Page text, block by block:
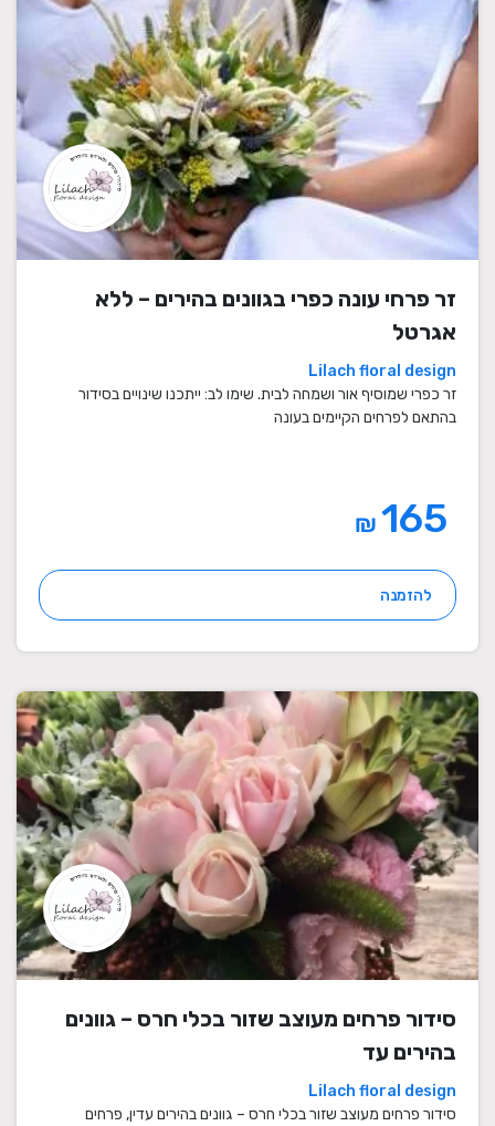
זר פרחי עונה כפרי בגוונים בהירים – ללא
אגרטל
Lilach floral design
זר כפרי שמוסיף אור ושמחה לבית. שימו לב: ייתכנו שינויים בסידור
בהתאם לפרחים הקיימים בעונה
₪
להזמנה
סידור פרחים מעוצב שזור בכלי חרס – גוונים
בהירים עד
Lilach floral design
סידור פרחים מעוצב שזור בכלי חרס – גוונים בהירים עדין, פרחים